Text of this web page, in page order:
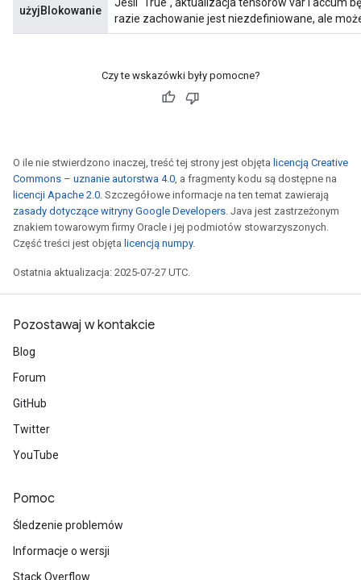
użyjBlokowanie
razie zachowanie jest niezdefiniowane, ale
Czy te wskazówki były pomocne?
O ile nie stwierdzono inaczej, treść tej strony jest objęta licencją Creative
Commons – uznanie autorstwa 4.0, a fragmenty kodu są dostępne na
licencji Apache 2.0. Szczegółowe informacje na ten temat zawierają
zasady dotyczące witryny Google Developers. Java jest zastrzeżonym
znakiem towarowym firmy Oracle i jej podmiotów stowarzyszonych.
Część treści jest objęta licencją numpy.
Ostatnia aktualizacja: 2025-07-27 UTC.
Pozostawaj w kontakcie
Blog
Forum
GitHub
Twitter
YouTube
Pomoc
Śledzenie problemów
Informacje o wersji
Stack Overflow